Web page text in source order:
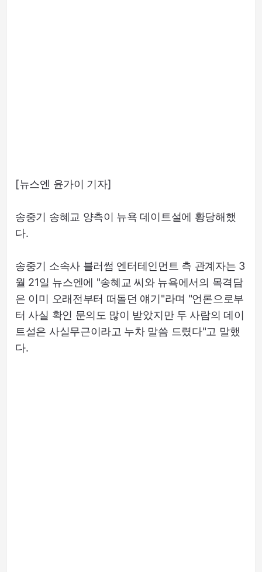
[뉴스엔 윤가이 기자]
송중기 송혜교 양측이 뉴욕 데이트설에 황당해했
다.
송중기 소속사 블러썸 엔터테인먼트 측 관계자는 3
월 21일 뉴스엔에 "송혜교 씨와 뉴욕에서의 목격담
은 이미 오래전부터 떠돌던 얘기"라며 "언론으로부
터 사실 확인 문의도 많이 받았지만 두 사람의 데이
트설은 사실무근이라고 누차 말씀 드렸다"고 말했
다.